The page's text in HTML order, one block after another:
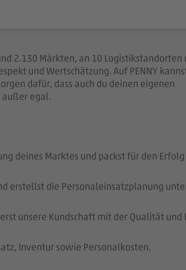
2.130 Märkten, an 10 Logistikstandorten
und Wertschätzung. Auf PENNY
dafür, dass auch du deinen eigenen
außer egal.
deines Marktes und packst für den
erstellst die Personaleinsatzplanung
unsere Kundschaft mit der Qualität und
Inventur sowie Personalkosten.